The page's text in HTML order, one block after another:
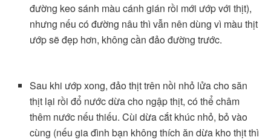
đường keo sánh màu cánh gián rồi mới ướp với thịt),
nhưng nếu có đường nâu thì vẫn nên dùng vì màu thịt
ướp sẽ đẹp hơn, không cần đảo đường trước.
Sau khi ướp xong, đảo thịt trên nồi nhỏ lửa cho săn
thịt lại rồi đổ nước dừa cho ngập thịt, có thể châm
thêm nước nếu thiếu. Cùi dừa cắt khúc nhỏ, bỏ vào
cùng (nếu gia đình bạn không thích ăn dừa kho thịt thì